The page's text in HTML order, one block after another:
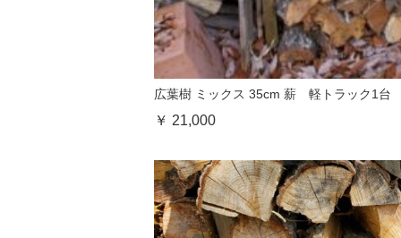
広葉樹 ミックス 35cm 薪 軽トラック1台
￥ 21,000